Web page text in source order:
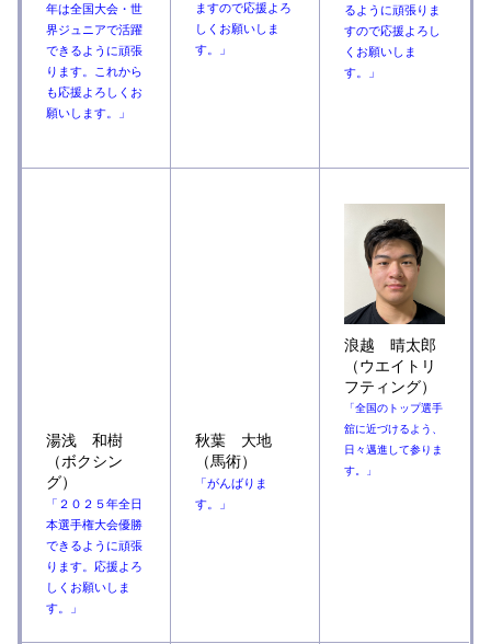
年は全国大会・世
界ジュニアで活躍
できるように頑張
ります。これから
も応援よろしくお
願いします。」
ますので応援よろ
しくお願いしま
す。」
るように頑張りま
すので応援よろし
くお願いしま
す。
」
湯浅 和樹
（ボクシン
グ）
「２０２５年全日
本選手権大会優勝
できるように頑張
ります。応援よろ
しくお願いしま
す。」
秋葉 大地
（馬術）
「がんばりま
す。」
浪越 晴太郎
（ウエイトリ
フティング）
「全国のトップ選手
舘に近づけるよう、
日々邁進して参りま
す。」